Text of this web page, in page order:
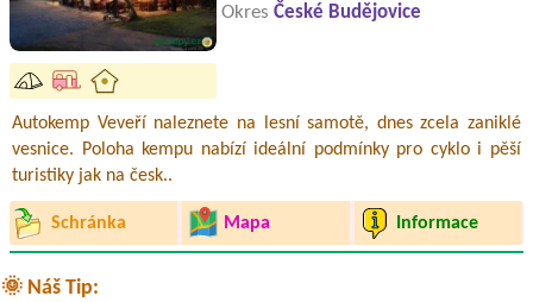
Okres České Budějovice
Autokemp Veveří naleznete na lesní samotě, dnes zcela zaniklé
vesnice. Poloha kempu nabízí ideální podmínky pro cyklo i pěší
turistiky jak na česk..
Schránka Mapa Informace
🌞 Náš Tip: